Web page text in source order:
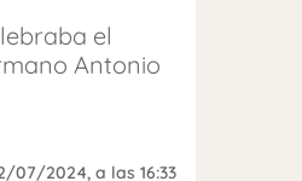
el
Antonio
07/2024, a las 16:33